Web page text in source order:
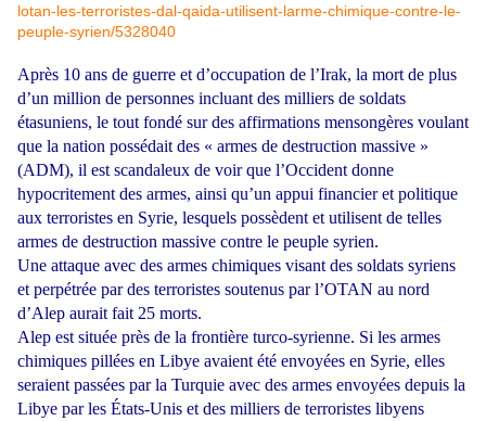
lotan-les-terroristes-dal-qaida-utilisent-larme-chimique-contre-le-
peuple-syrien/5328040
Après 10 ans de guerre et d’occupation de l’Irak, la mort de plus
d’un million de personnes incluant des milliers de soldats
étasuniens, le tout fondé sur des affirmations mensongères voulant
que la nation possédait des « armes de destruction massive »
(ADM), il est scandaleux de voir que l’Occident donne
hypocritement des armes, ainsi qu’un appui financier et politique
aux terroristes en Syrie, lesquels possèdent et utilisent de telles
armes de destruction massive contre le peuple syrien.
Une attaque avec des armes chimiques visant des soldats syriens
et perpétrée par des terroristes soutenus par l’OTAN au nord
d’Alep aurait fait 25 morts.
Alep est située près de la frontière turco-syrienne. Si les armes
chimiques pillées en Libye avaient été envoyées en Syrie, elles
seraient passées par la Turquie avec des armes envoyées depuis la
Libye par les États-Unis et des milliers de terroristes libyens